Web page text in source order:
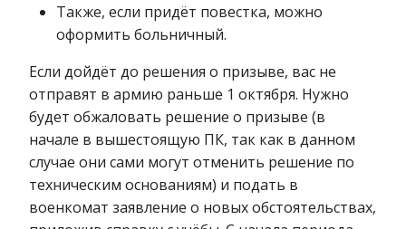
Также, если придёт повестка, можно
оформить больничный.
Если дойдёт до решения о призыве, вас не
отправят в армию раньше 1 октября. Нужно
будет обжаловать решение о призыве (в
начале в вышестоящую ПК, так как в данном
случае они сами могут отменить решение по
техническим основаниям) и подать в
военкомат заявление о новых обстоятельствах,